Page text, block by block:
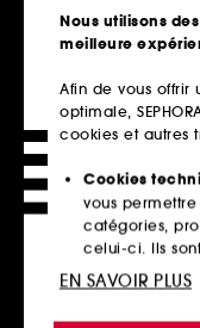
DRUNK ELEPHANT
Lippe Balm
Baume à Lèvres
2204
23,00€
Nous utilisons
meilleure
Afin de vous offrir
optimale,
cookies et autres
Cookies
vous
catégories,
celui-ci. Ils
technique du
EN SAVOIR PLUS